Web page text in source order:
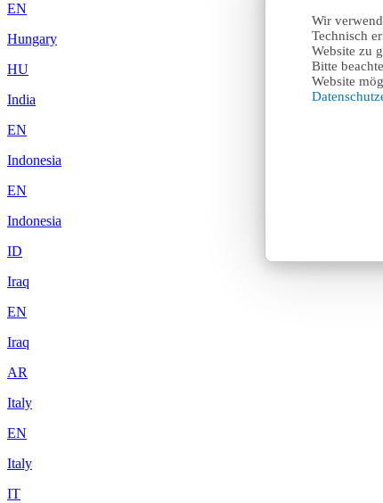
Wir
Technisch
Website zu
Bitte
Website
EN
Hungary
HU
India
EN
Indonesia
EN
Indonesia
ID
Iraq
EN
Iraq
AR
Italy
EN
Italy
IT